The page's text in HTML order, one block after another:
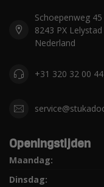
Schoepenweg 45
8243 PX Lelystad
Nederland
+31 320 32 00 44
Openingstijden
Maandag:
Dinsdag: